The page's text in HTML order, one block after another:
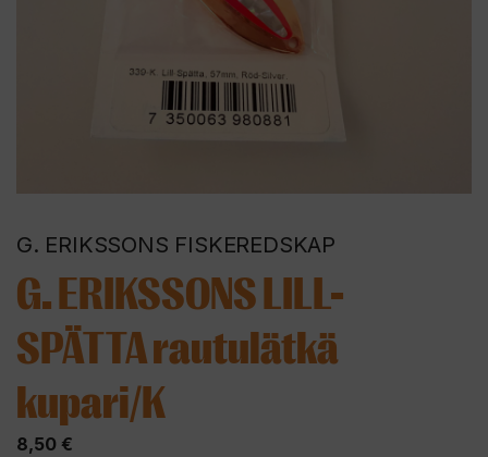
G. ERIKSSONS FISKEREDSKAP
G. ERIKSSONS LILL-
SPÄTTA rautulätkä
kupari/K
8,50 €